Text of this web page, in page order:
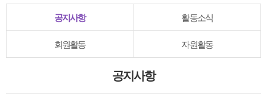
공지사항 활동소식
회원활동 자원활동
공지사항